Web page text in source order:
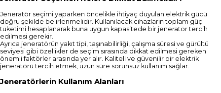
Jeneratör seçimi yaparken öncelikle ihtiyaç duyulan elektrik gücü
doğru şekilde belirlenmelidir. Kullanılacak cihazların toplam güç
tüketimi hesaplanarak buna uygun kapasitede bir jeneratör tercih
edilmesi gerekir.
Ayrıca jeneratörün yakıt tipi, taşınabilirliği, çalışma süresi ve gürültü
seviyesi gibi özellikler de seçim sırasında dikkat edilmesi gereken
önemli faktörler arasında yer alır. Kaliteli ve güvenilir bir elektrik
jeneratörü tercih etmek, uzun süre sorunsuz kullanım sağlar.
Jeneratörlerin Kullanım Alanları